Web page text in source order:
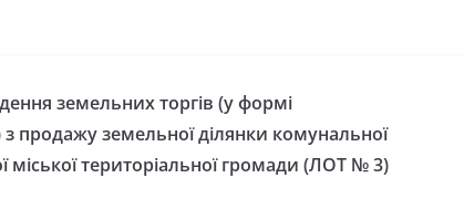
земельних торгів (у формі
з продажу земельної ділянки комунальної
міської територіальної громади (ЛОТ № 3)